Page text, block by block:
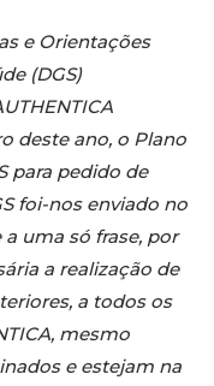
e Orientações
(DGS)
deste ano, o Plano
para pedido de
foi-nos enviado no
uma só frase, por
a realização de
a todos os
mesmo
e estejam na